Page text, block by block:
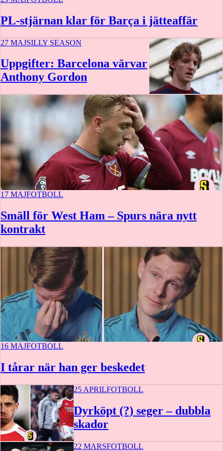
PL-stjärnan klar för Barça i jätteaffär
27 MAJSILLY SEASON
Uppgifter: Barcelona värvar
Anthony Gordon
17 MAJFOTBOLL
Smäll för West Ham – Spurs nära nytt
kontrakt
16 MAJFOTBOLL
I tårar när han ger beskedet
25 APRILFOTBOLL
Dyrköpt (?) seger – dubbla
skador
22 MARSFOTBOLL